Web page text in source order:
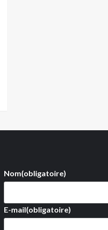
Nom(obligatoire)
E-mail(obligatoire)